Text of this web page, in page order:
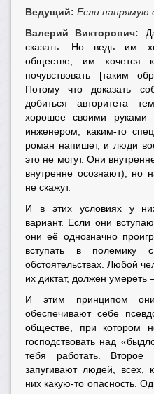
Ведущий: Если напрямую
Валерий Викторович:
сказать. Но ведь им
обществе, им хочется
почувствовать [таким
Потому что доказать
добиться авторитета
хорошее своими руками
инженером, каким-то
роман напишет, и люди
это не могут. Они
внутренне осознают), но
не скажут.
И в этих условиях у
вариант. Если они
они её однозначно
вступать в
обстоятельствах. Любой
их диктат, должен умереть
И этим принципом
обеспечивают себе
обществе, при котором
господствовать над «
тебя работать.
запугивают людей, всех,
них какую-то опасность.